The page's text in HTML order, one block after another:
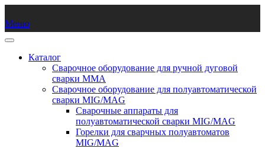
Меню
Каталог
Сварочное оборудование для ручной дуговой
сварки ММА
Сварочное оборудование для полуавтоматической
сварки MIG/MAG
Сварочные аппараты для
полуавтоматической сварки MIG/MAG
Горелки для сварчных полуавтоматов
MIG/MAG